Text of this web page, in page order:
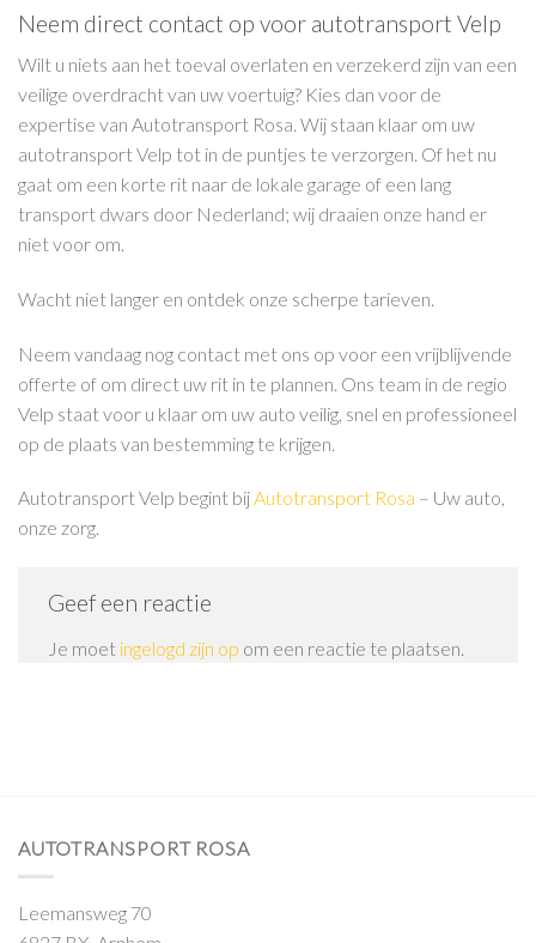
Neem direct contact op voor autotransport Velp
Wilt u niets aan het toeval overlaten en verzekerd zijn van een
veilige overdracht van uw voertuig? Kies dan voor de
expertise van Autotransport Rosa. Wij staan klaar om uw
autotransport Velp tot in de puntjes te verzorgen. Of het nu
gaat om een korte rit naar de lokale garage of een lang
transport dwars door Nederland; wij draaien onze hand er
niet voor om.
Wacht niet langer en ontdek onze scherpe tarieven.
Neem vandaag nog contact met ons op voor een vrijblijvende
offerte of om direct uw rit in te plannen. Ons team in de regio
Velp staat voor u klaar om uw auto veilig, snel en professioneel
op de plaats van bestemming te krijgen.
Autotransport Velp begint bijAutotransport Rosa – Uw auto,
onze zorg.
Geef een reactie
Je moet ingelogd zijn op om een reactie te plaatsen.
AUTOTRANSPORT ROSA
Leemansweg 70